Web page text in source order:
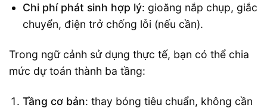
Chi phí phát sinh hợp lý: gioăng nắp chụp, giắc
chuyển, điện trở chống lỗi (nếu cần).
Trong ngữ cảnh sử dụng thực tế, bạn có thể chia
mức dự toán thành ba tầng:
Tầng cơ bản: thay bóng tiêu chuẩn, không cần